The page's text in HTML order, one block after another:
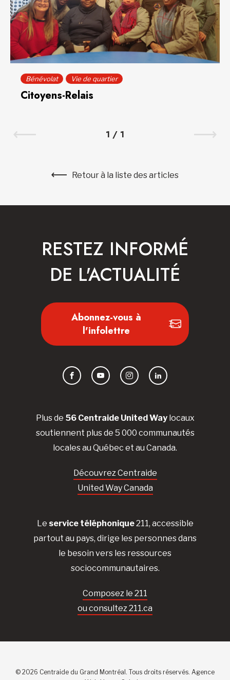
Bénévolat Vie de quartier
Citoyens-Relais
1 / 1
Retour à la liste des articles
Plus de 56 Centraide United Waylocaux
soutiennent plus de 5 000 communautés
locales au Québec et au Canada.
Découvrez Centraide
United Way Canada
Le service téléphonique211, accessible
partout au pays, dirige les personnes dans
le besoin vers les ressources
sociocommunautaires.
Composez le 211
ou consultez 211.ca
RESTEZ INFORMÉ
DE L'ACTUALITÉ
Abonnez-vous à
l'infolettre
FacebookYouTubeInstagramLinkedIn
© 2026 Centraide du Grand Montréal. Tous droits réservés. Agence